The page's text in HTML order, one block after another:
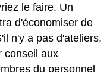
le faire. Un
d'économiser de
n'y a pas d'ateliers,
conseil aux
du personnel